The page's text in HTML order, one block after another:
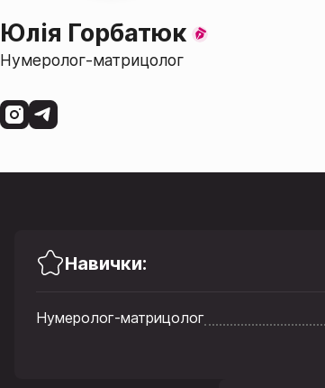
Юлія Горбатюк
Нумеролог-матрицолог
Навички:
Нумеролог-матрицолог